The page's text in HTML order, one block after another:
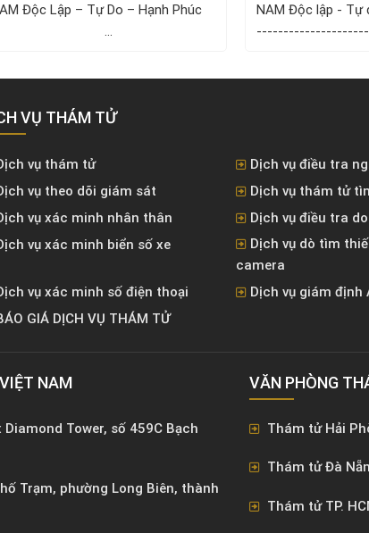
Độc Lập – Tự Do – Hạnh Phúc
...
NAM Độc lập - Tự
VỤ THÁM TỬ
vụ thám tử
Dịch vụ điều tra
vụ theo dõi giám sát
Dịch vụ thám tử
vụ xác minh nhân thân
Dịch vụ điều tra
vụ xác minh biển số xe
Dịch vụ dò tìm
camera
vụ xác minh số điện thoại
Dịch vụ giám định
GIÁ DỊCH VỤ THÁM TỬ
NAM
Tower, số 459C Bạch
Trạm, phường Long Biên, thành
VĂN PHÒNG
Thám tử Hải
Thám tử Đà
Thám tử TP.